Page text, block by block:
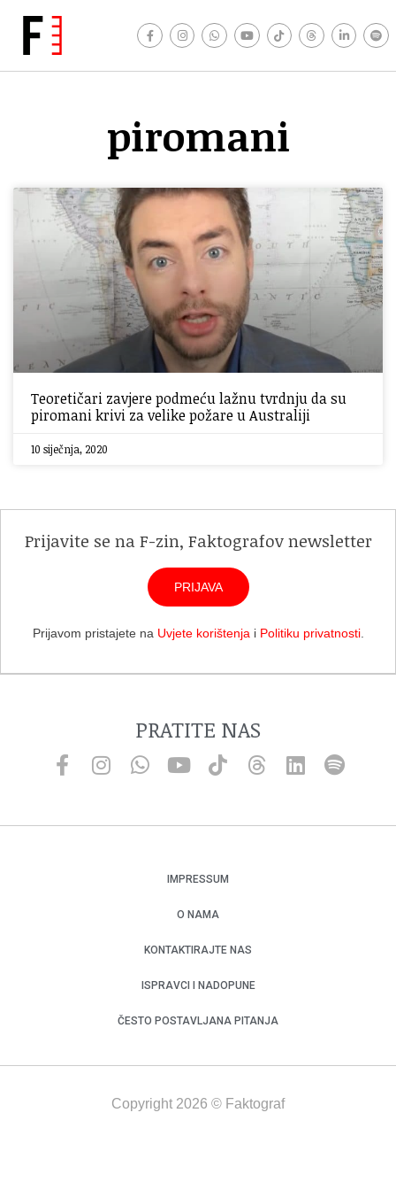
piromani
Teoretičari zavjere podmeću lažnu tvrdnju da su
piromani krivi za velike požare u Australiji
10 siječnja, 2020
Prijavite se na F-zin, Faktografov newsletter
PRIJAVA
Prijavom pristajete na Uvjete korištenja i Politiku privatnosti.
PRATITE NAS
IMPRESSUM
O NAMA
KONTAKTIRAJTE NAS
ISPRAVCI I NADOPUNE
ČESTO POSTAVLJANA PITANJA
Copyright 2026 © Faktograf